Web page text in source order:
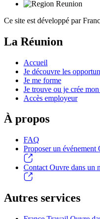
Ce site est développé par
La Réunion
Accueil
Je découvre les
Je me forme
Je trouve ou je crée
Accès employeur
À propos
FAQ
Proposer un événement
Contact Ouvre dans un
Autres services